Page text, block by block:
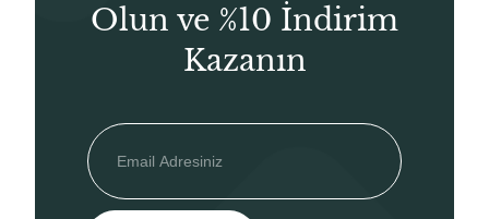
Olun ve %10 İndirim
Kazanın